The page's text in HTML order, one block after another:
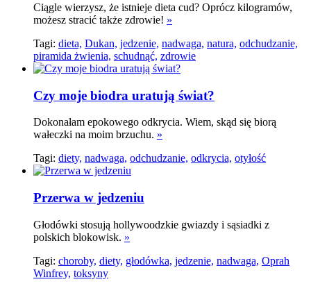
Ciągle wierzysz, że istnieje dieta cud? Oprócz kilogramów,
możesz stracić także zdrowie! »
Tagi: dieta, Dukan, jedzenie, nadwaga, natura, odchudzanie,
piramida żwienia, schudnąć, zdrowie
Czy moje biodra uratują świat?
Dokonałam epokowego odkrycia. Wiem, skąd się biorą
wałeczki na moim brzuchu. »
Tagi: diety, nadwaga, odchudzanie, odkrycia, otyłość
Przerwa w jedzeniu
Głodówki stosują hollywoodzkie gwiazdy i sąsiadki z
polskich blokowisk. »
Tagi: choroby, diety, głodówka, jedzenie, nadwaga, Oprah
Winfrey, toksyny